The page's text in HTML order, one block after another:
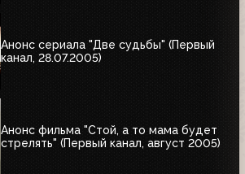
Анонс сериала "Две судьбы" (Первый
канал, 28.07.2005)
Анонс фильма "Стой, а то мама будет
стрелять" (Первый канал, август 2005)